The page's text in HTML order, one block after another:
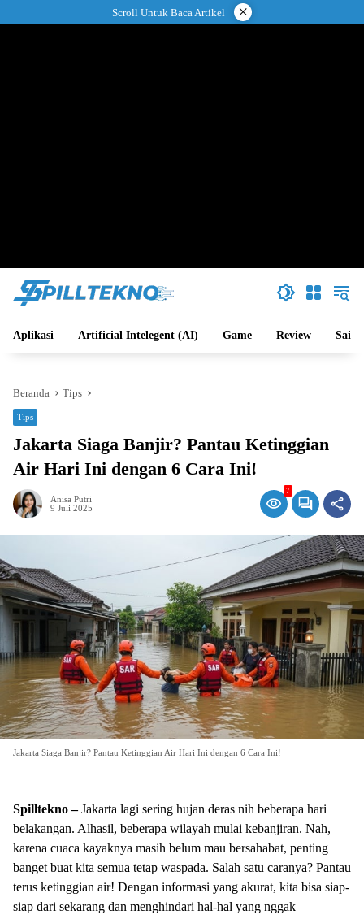
ke
Scroll Untuk Baca Artikel ×
Aplikasi Artificial Intelegent (AI) Game Review Sains
Beranda Tips
Tips
Jakarta Siaga Banjir? Pantau Ketinggian
Air Hari Ini dengan 6 Cara Ini!
Anisa Putri
9 Juli 2025
7
Jakarta Siaga Banjir? Pantau Ketinggian Air Hari Ini dengan 6 Cara Ini!
Spilltekno –Jakarta lagi sering hujan deras nih beberapa hari
belakangan. Alhasil, beberapa wilayah mulai kebanjiran. Nah,
karena cuaca kayaknya masih belum mau bersahabat, penting
banget buat kita semua tetap waspada. Salah satu caranya? Pantau
terus ketinggian air! Dengan informasi yang akurat, kita bisa siap-
siap dari sekarang dan menghindari hal-hal yang nggak